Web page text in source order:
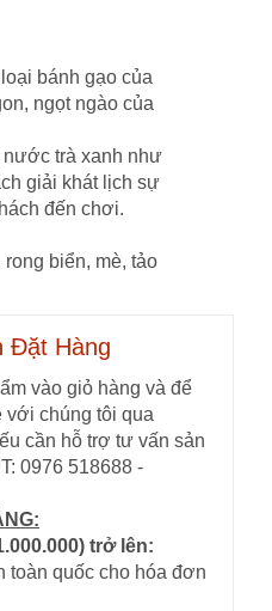
bánh gạo của
ngọt ngào của
trà xanh như
giải khát lịch sự
đến chơi.
biển, mè, tảo
Đặt Hàng
vào giỏ hàng và để
với chúng tôi qua
cần hỗ trợ tư vấn sản
0976 518688 -
trở lên:
toàn quốc cho hóa đơn